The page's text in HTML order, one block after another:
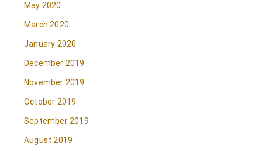
May 2020
March 2020
January 2020
December 2019
November 2019
October 2019
September 2019
August 2019